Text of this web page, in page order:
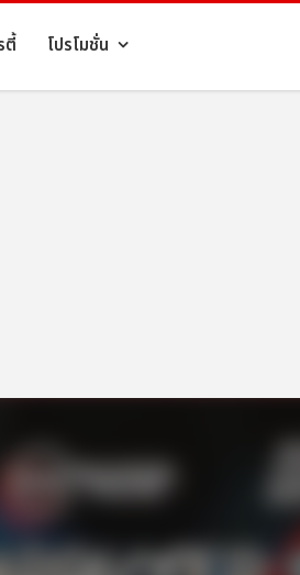
ตี้ โปรโมชั่น